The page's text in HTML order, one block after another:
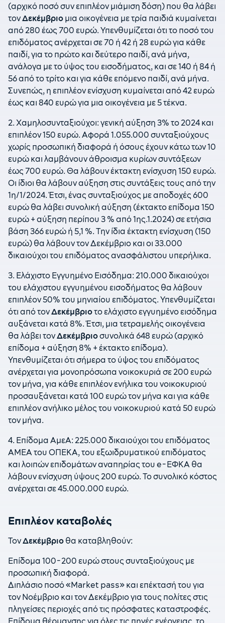
(αρχικό ποσό συν επιπλέον μιάμιση δόση) που θα λάβει
τονΔεκέμβριο μια οικογένεια με τρία παιδιά κυμαίνεται
από 280 έως 700 ευρώ. Υπενθυμίζεται ότι το ποσό του
επιδόματος ανέρχεται σε 70 ή 42 ή 28 ευρώ για κάθε
παιδί, για το πρώτο και δεύτερο παιδί, ανά μήνα,
ανάλογα με το ύψος του εισοδήματος, και σε 140 ή 84 ή
56 από το τρίτο και για κάθε επόμενο παιδί, ανά μήνα.
Συνεπώς, η επιπλέον ενίσχυση κυμαίνεται από 42 ευρώ
έως και 840 ευρώ για μια οικογένεια με 5 τέκνα.
2. Χαμηλοσυνταξιούχοι: γενική αύξηση 3% το 2024 και
επιπλέον 150 ευρώ. Αφορά 1.055.000 συνταξιούχους
χωρίς προσωπική διαφορά ή όσους έχουν κάτω των 10
ευρώ και λαμβάνουν άθροισμα κυρίων συντάξεων
έως 700 ευρώ. Θα λάβουν έκτακτη ενίσχυση 150 ευρώ.
Οι ίδιοι θα λάβουν αύξηση στις συντάξεις τους από την
1η/1/2024. Έτσι, ένας συνταξιούχος με αποδοχές 600
ευρώ θα λάβει συνολική αύξηση (έκτακτο επίδομα 150
ευρώ + αύξηση περίπου 3 % από 1ης.1.2024) σε ετήσια
βάση 366 ευρώ ή 5,1 %. Την ίδια έκτακτη ενίσχυση (150
ευρώ) θα λάβουν τον Δεκέμβριο και οι 33.000
δικαιούχοι του επιδόματος ανασφάλιστου υπερήλικα.
3. Ελάχιστο Εγγυημένο Εισόδημα: 210.000 δικαιούχοι
του ελάχιστου εγγυημένου εισοδήματος θα λάβουν
επιπλέον 50% του μηνιαίου επιδόματος. Υπενθυμίζεται
ότι από τονΔεκέμβριοτο ελάχιστο εγγυημένο εισόδημα
αυξάνεται κατά 8%. Έτσι, μια τετραμελής οικογένεια
θα λάβει τονΔεκέμβριοσυνολικά 648 ευρώ (αρχικό
επίδομα + αύξηση 8% + έκτακτο επίδομα).
Υπενθυμίζεται ότι σήμερα το ύψος του επιδόματος
ανέρχεται για μονοπρόσωπα νοικοκυριά σε 200 ευρώ
τον μήνα, για κάθε επιπλέον ενήλικα του νοικοκυριού
προσαυξάνεται κατά 100 ευρώ τον μήνα και για κάθε
επιπλέον ανήλικο μέλος του νοικοκυριού κατά 50 ευρώ
τον μήνα.
4. Επίδομα ΑμεΑ: 225.000 δικαιούχοι του επιδόματος
ΑΜΕΑ του ΟΠΕΚΑ, του εξωιδρυματικού επιδόματος
και λοιπών επιδομάτων αναπηρίας του e-ΕΦΚΑ θα
λάβουν ενίσχυση ύψους 200 ευρώ. Το συνολικό κόστος
ανέρχεται σε 45.000.000 ευρώ.
Επιπλέον καταβολές
ΤονΔεκέμβριο θα καταβληθούν:
Επίδομα 100-200 ευρώ στους συνταξιούχους με
προσωπική διαφορά.
Διπλάσιο ποσό «Μarket pass» και επέκτασή του για
τον Νοέμβριο και τον Δεκέμβριο για τους πολίτες στις
πληγείσες περιοχές από τις πρόσφατες καταστροφές.